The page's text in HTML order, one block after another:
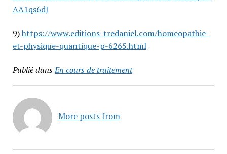
AA1qs6dJ
9)https://www.editions-tredaniel.com/homeopathie-
et-physique-quantique-p-6265.html
Publié dansEn cours de traitement
More posts from